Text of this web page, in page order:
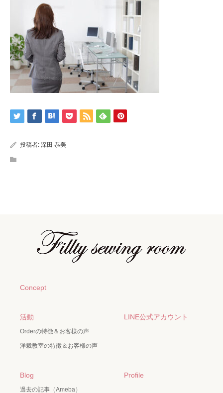
投稿者: 深田 恭美
Concept
活動
Orderの特徴＆お客様の声
洋裁教室の特徴＆お客様の声
LINE公式アカウント
Blog
過去の記事（Ameba）
Profile